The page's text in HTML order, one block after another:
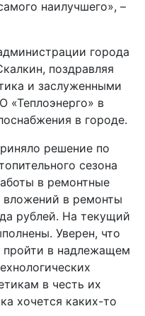
наилучшего», –
города
поздравляя
и заслуженными
«Теплоэнерго» в
в городе.
решение по
сезона
в ремонтные
в ремонты
рублей. На текущий
Уверен, что
пройти в надлежащем
в честь их
хочется каких-то